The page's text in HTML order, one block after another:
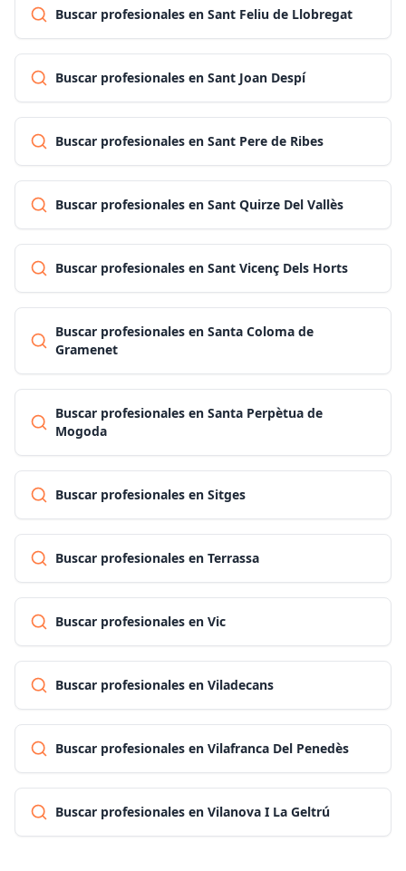
Buscar profesionales en Sant Feliu de Llobregat
Buscar profesionales en Sant Joan Despí
Buscar profesionales en Sant Pere de Ribes
Buscar profesionales en Sant Quirze Del Vallès
Buscar profesionales en Sant Vicenç Dels Horts
Buscar profesionales en Santa Coloma de
Gramenet
Buscar profesionales en Santa Perpètua de
Mogoda
Buscar profesionales en Sitges
Buscar profesionales en Terrassa
Buscar profesionales en Vic
Buscar profesionales en Viladecans
Buscar profesionales en Vilafranca Del Penedès
Buscar profesionales en Vilanova I La Geltrú